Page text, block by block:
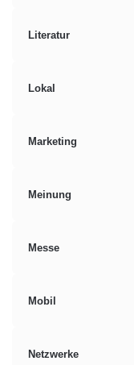
Literatur
Lokal
Marketing
Meinung
Messe
Mobil
Netzwerke